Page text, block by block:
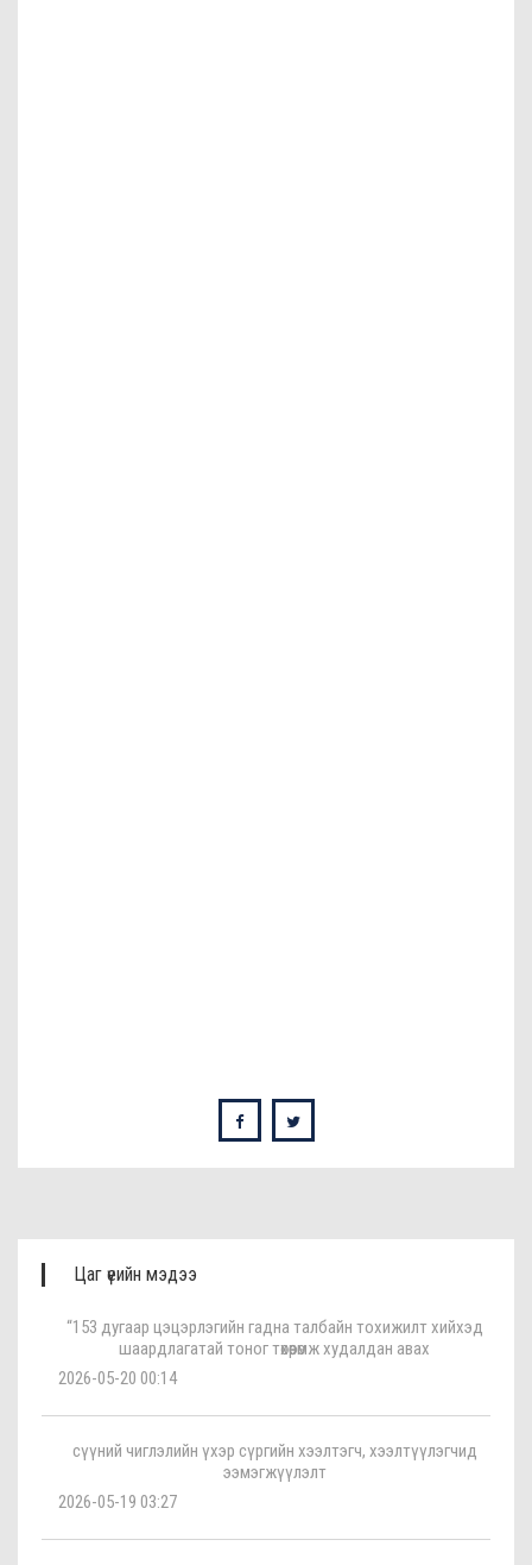
Цаг үеийн мэдээ
“153 дугаар цэцэрлэгийн гадна талбайн тохижилт хийхэд
шаардлагатай тоног төхөөрөмж худалдан авах
2026-05-20 00:14
сүүний чиглэлийн үхэр сүргийн хээлтэгч, хээлтүүлэгчид
ээмэгжүүлэлт
2026-05-19 03:27